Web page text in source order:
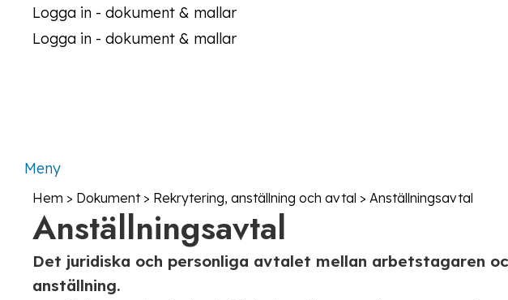
Logga in - dokument & mallar
Logga in - dokument & mallar
Meny
Hem > Dokument> Rekrytering, anställning och avtal > Anställningsavtal
Anställningsavtal
Det juridiska och personliga avtalet mellan arbetstagaren
anställning.